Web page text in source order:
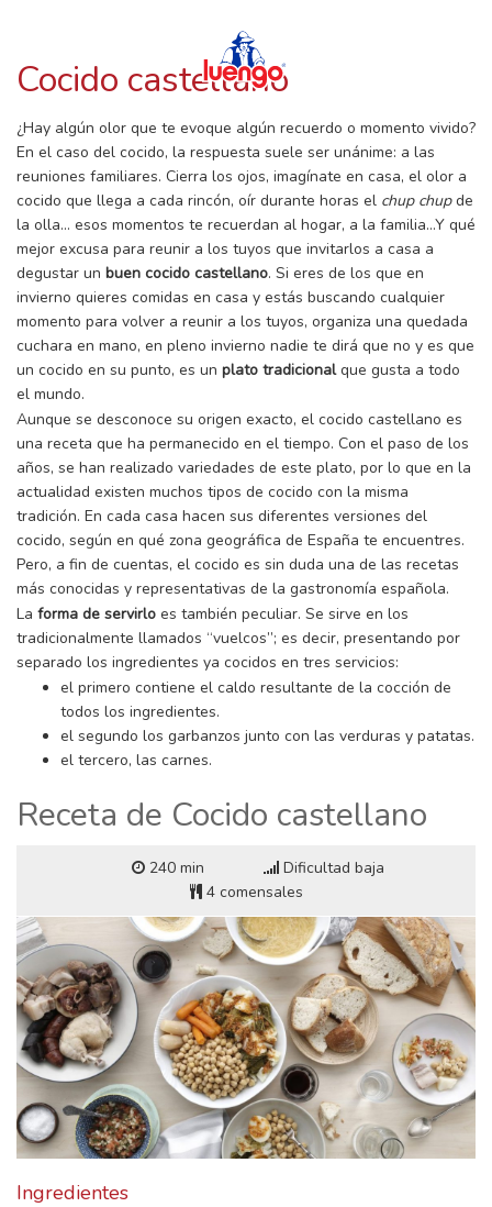
Cocido castellano
¿Hay algún olor que te evoque algún recuerdo o momento vivido?
En el caso del cocido, la respuesta suele ser unánime: a las
reuniones familiares. Cierra los ojos, imagínate en casa, el olor a
cocido que llega a cada rincón, oír durante horas el chup chupde
la olla… esos momentos te recuerdan al hogar, a la familia…Y qué
mejor excusa para reunir a los tuyos que invitarlos a casa a
degustar un buen cocido castellano. Si eres de los que en
invierno quieres comidas en casa y estás buscando cualquier
momento para volver a reunir a los tuyos, organiza una quedada
cuchara en mano, en pleno invierno nadie te dirá que no y es que
un cocido en su punto, es un plato tradicionalque gusta a todo
el mundo.
Aunque se desconoce su origen exacto, el cocido castellano es
una receta que ha permanecido en el tiempo. Con el paso de los
años, se han realizado variedades de este plato, por lo que en la
actualidad existen muchos tipos de cocido con la misma
tradición. En cada casa hacen sus diferentes versiones del
cocido, según en qué zona geográfica de España te encuentres.
Pero, a fin de cuentas, el cocido es sin duda una de las recetas
más conocidas y representativas de la gastronomía española.
La forma de servirlo es también peculiar. Se sirve en los
tradicionalmente llamados “vuelcos”; es decir, presentando por
separado los ingredientes ya cocidos en tres servicios:
el primero contiene el caldo resultante de la cocción de
todos los ingredientes.
el segundo los garbanzos junto con las verduras y patatas.
el tercero, las carnes.
Receta de Cocido castellano
240 min
Dificultad baja
4 comensales
Ingredientes